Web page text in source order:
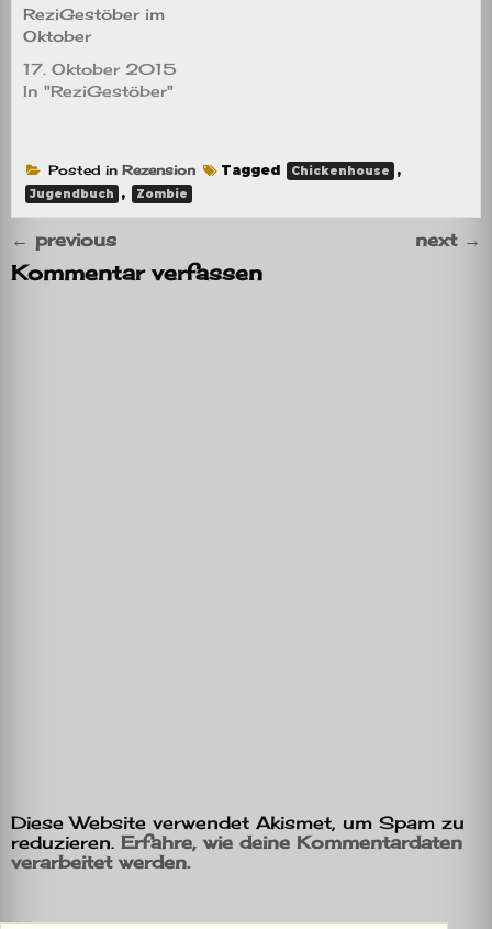
ReziGestöber im
Oktober
17. Oktober 2015
In "ReziGestöber"
Posted in Rezension Tagged Chickenhouse ,
Jugendbuch , Zombie
← previous next →
Kommentar verfassen
Diese Website verwendet Akismet, um Spam zu
reduzieren. Erfahre, wie deine Kommentardaten
verarbeitet werden.